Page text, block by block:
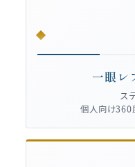
一眼レ
ス
個人向け360